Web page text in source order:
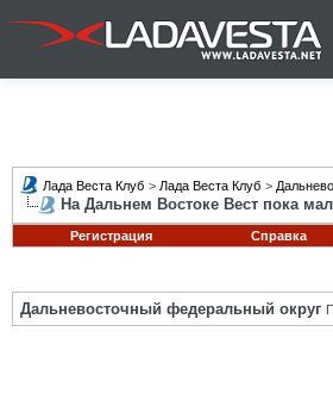
Лада Веста Клуб > Лада Веста Клуб >
На Дальнем Востоке Вест пока
Регистрация Справка
Дальневосточный федеральный округ